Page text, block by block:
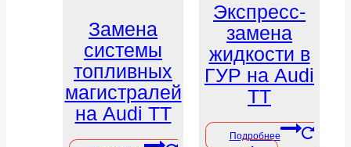
Замена
системы
топливных
магистралей
на Audi TT
Экспресс-
замена
жидкости в
ГУР на Audi
TT
Подробнее